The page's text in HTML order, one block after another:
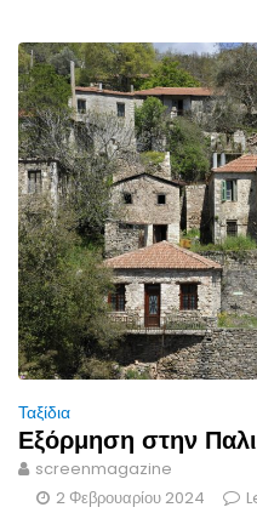
Ταξίδια
Εξόρμηση στην
screenmagazine
2 Φεβρουαρίου 2024